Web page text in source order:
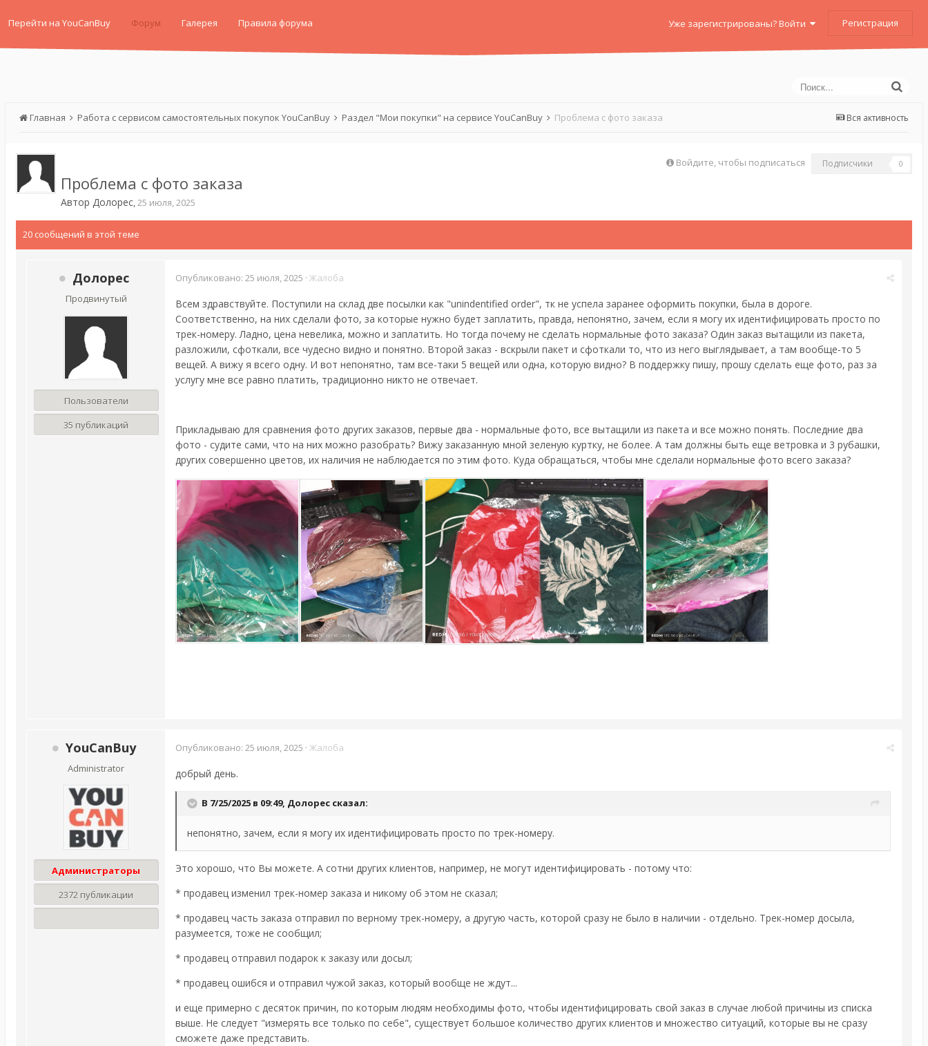
Перейти на YouCanBuy Форум Галерея Правила форума Уже зарегистрированы? Войти Регистрация
Вся активность
Главная Работа с сервисом самостоятельных покупок YouCanBuy Раздел "Мои покупки" на сервисе YouCanBuy Проблема с фото заказа
Войдите, чтобы подписаться Подписчики 0
Проблема с фото заказа
Автор Долорес,25 июля, 2025
20 сообщений в этой теме
Долорес
Продвинутый
Пользователи
35 публикаций
Опубликовано: 25 июля, 2025 · Жалоба
Всем здравствуйте. Поступили на склад две посылки как "unindentified order", тк не успела заранее оформить покупки, была в дороге.
Соответственно, на них сделали фото, за которые нужно будет заплатить, правда, непонятно, зачем, если я могу их идентифицировать просто по
трек-номеру. Ладно, цена невелика, можно и заплатить. Но тогда почему не сделать нормальные фото заказа? Один заказ вытащили из пакета,
разложили, сфоткали, все чудесно видно и понятно. Второй заказ - вскрыли пакет и сфоткали то, что из него выглядывает, а там вообще-то 5
вещей. А вижу я всего одну. И вот непонятно, там все-таки 5 вещей или одна, которую видно? В поддержку пишу, прошу сделать еще фото, раз за
услугу мне все равно платить, традиционно никто не отвечает.
Прикладываю для сравнения фото других заказов, первые два - нормальные фото, все вытащили из пакета и все можно понять. Последние два
фото - судите сами, что на них можно разобрать? Вижу заказанную мной зеленую куртку, не более. А там должны быть еще ветровка и 3 рубашки,
других совершенно цветов, их наличия не наблюдается по этим фото. Куда обращаться, чтобы мне сделали нормальные фото всего заказа?
YouCanBuy
Administrator
Администраторы
2372 публикации
Опубликовано: 25 июля, 2025 · Жалоба
добрый день.
В 7/25/2025 в 09:49, Долорес сказал:
непонятно, зачем, если я могу их идентифицировать просто по трек-номеру.
Это хорошо, что Вы можете. А сотни других клиентов, например, не могут идентифицировать - потому что:
* продавец изменил трек-номер заказа и никому об этом не сказал;
* продавец часть заказа отправил по верному трек-номеру, а другую часть, которой сразу не было в наличии - отдельно. Трек-номер досыла,
разумеется, тоже не сообщил;
* продавец отправил подарок к заказу или досыл;
* продавец ошибся и отправил чужой заказ, который вообще не ждут...
и еще примерно с десяток причин, по которым людям необходимы фото, чтобы идентифицировать свой заказ в случае любой причины из списка
выше. Не следует "измерять все только по себе", существует большое количество других клиентов и множество ситуаций, которые вы не сразу
сможете даже представить.